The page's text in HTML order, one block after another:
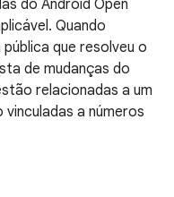
do Android Open
Quando
que resolveu o
de mudanças do
relacionadas a um
a números